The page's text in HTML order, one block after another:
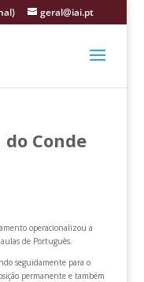
geral@iai.pt
Conde
operacionalizou a
de Português.
seguidamente para o
permanente e também